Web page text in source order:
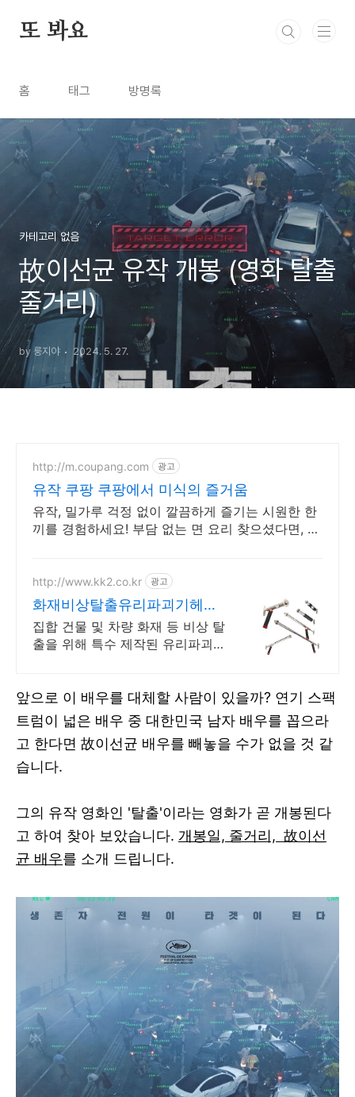
또 봐요
홈 태그 방명록
카테고리 없음
故이선균 유작 개봉 (영화 탈출
줄거리)
by 룽지야 2024. 5. 27.
http://m.coupang.com 광고
유작 쿠팡 쿠팡에서 미식의 즐거움
유작, 밀가루 걱정 없이 깔끔하게 즐기는 시원한 한
끼를 경험하세요! 부담 없는 면 요리 찾으셨다면, 오
http://www.kk2.co.kr 광고
화재비상탈출유리파괴기헤머
건 화재 탈출비상구조 유리파
괴기
집합 건물 및 차량 화재 등 비상 탈
출을 위해 특수 제작된 유리파괴기
리파괴기 헤머건
앞으로 이 배우를 대체할 사람이 있을까? 연기 스팩
트럼이 넓은 배우 중 대한민국 남자 배우를 꼽으라
고 한다면 故이선균 배우를 빼놓을 수가 없을 것 같
습니다.
그의 유작 영화인 '탈출'이라는 영화가 곧 개봉된다
고 하여 찾아 보았습니다. 개봉일, 줄거리, 故이선
균 배우를 소개 드립니다.